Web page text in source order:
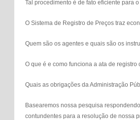
Tal procedimento é de fato eficiente para
O Sistema de Registro de Preços traz
Quem são os agentes e quais são os
O que é e como funciona a ata de registro
Quais as obrigações da Administração
Basearemos nossa pesquisa
contundentes para a resolução de nossa